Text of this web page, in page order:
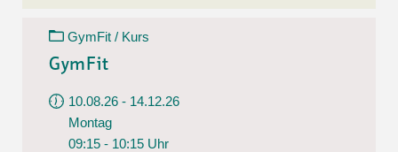
GymFit / Kurs
GymFit
10.08.26 - 14.12.26
Montag
09:15 - 10:15 Uhr